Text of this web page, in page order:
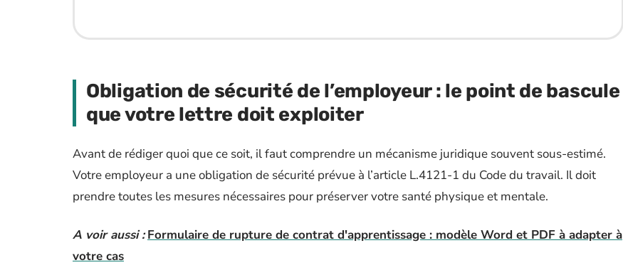
Obligation de sécurité de l’employeur : le point de bascule
que votre lettre doit exploiter
Avant de rédiger quoi que ce soit, il faut comprendre un mécanisme juridique souvent sous-estimé.
Votre employeur a une obligation de sécurité prévue à l’article L.4121-1 du Code du travail. Il doit
prendre toutes les mesures nécessaires pour préserver votre santé physique et mentale.
A voir aussi : Formulaire de rupture de contrat d'apprentissage : modèle Word et PDF à adapter à
votre cas